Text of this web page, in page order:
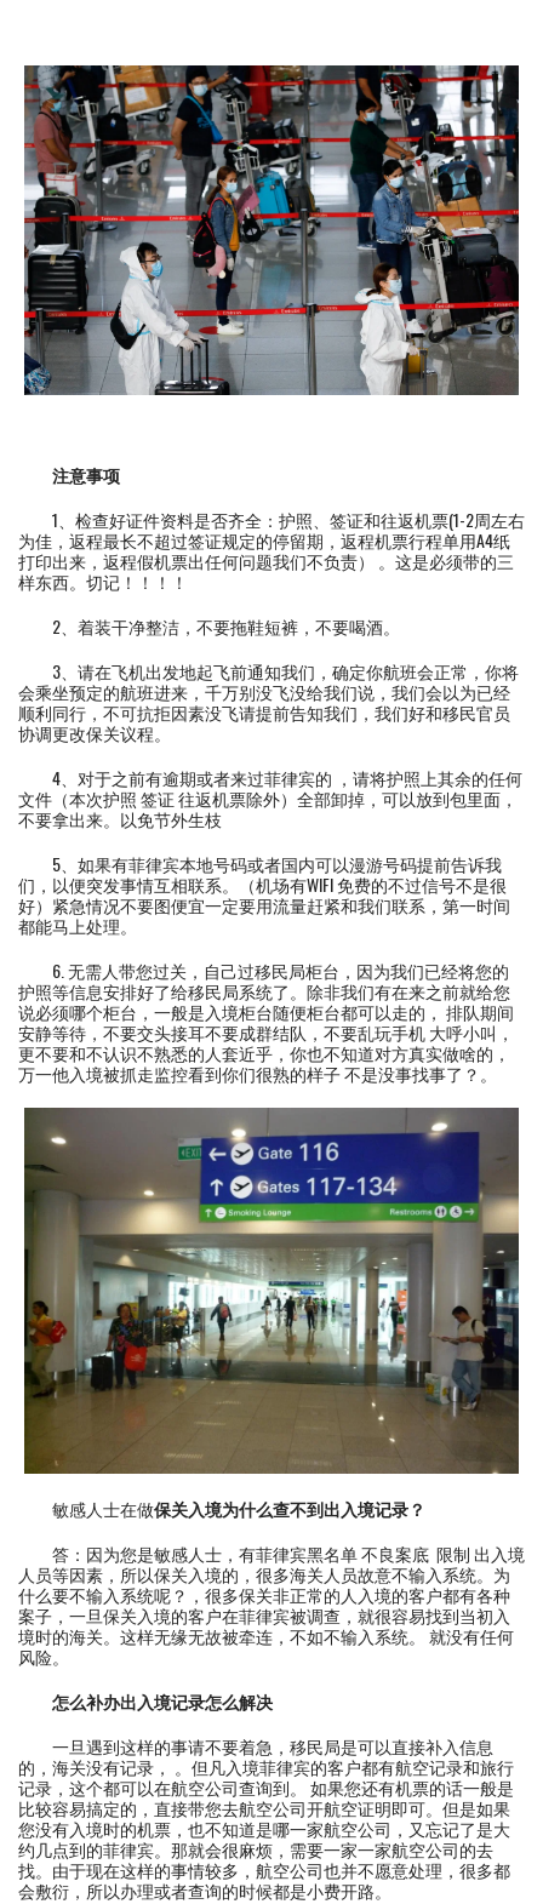
注意事项
1、检查好证件资料是否齐全：护照、签证和往返机票(1-2周左右
为佳，返程最长不超过签证规定的停留期，返程机票行程单用A4纸
打印出来，返程假机票出任何问题我们不负责） 。这是必须带的三
样东西。切记！！！！
2、着装干净整洁，不要拖鞋短裤，不要喝酒。
3、请在飞机出发地起飞前通知我们，确定你航班会正常，你将
会乘坐预定的航班进来，千万别没飞没给我们说，我们会以为已经
顺利同行，不可抗拒因素没飞请提前告知我们，我们好和移民官员
协调更改保关议程。
4、对于之前有逾期或者来过菲律宾的 ，请将护照上其余的任何
文件（本次护照 签证 往返机票除外）全部卸掉，可以放到包里面，
不要拿出来。以免节外生枝
5、如果有菲律宾本地号码或者国内可以漫游号码提前告诉我
们，以便突发事情互相联系。（机场有WIFI 免费的不过信号不是很
好）紧急情况不要图便宜一定要用流量赶紧和我们联系，第一时间
都能马上处理。
6. 无需人带您过关，自己过移民局柜台，因为我们已经将您的
护照等信息安排好了给移民局系统了。除非我们有在来之前就给您
说必须哪个柜台，一般是入境柜台随便柜台都可以走的， 排队期间
安静等待，不要交头接耳不要成群结队，不要乱玩手机 大呼小叫，
更不要和不认识不熟悉的人套近乎，你也不知道对方真实做啥的，
万一他入境被抓走监控看到你们很熟的样子 不是没事找事了？。
敏感人士在做保关入境为什么查不到出入境记录？
答：因为您是敏感人士，有菲律宾黑名单 不良案底 限制 出入境
人员等因素，所以保关入境的，很多海关人员故意不输入系统。为
什么要不输入系统呢？，很多保关非正常的人入境的客户都有各种
案子，一旦保关入境的客户在菲律宾被调查，就很容易找到当初入
境时的海关。这样无缘无故被牵连，不如不输入系统。 就没有任何
风险。
怎么补办出入境记录怎么解决
一旦遇到这样的事请不要着急，移民局是可以直接补入信息
的，海关没有记录， 。但凡入境菲律宾的客户都有航空记录和旅行
记录，这个都可以在航空公司查询到。 如果您还有机票的话一般是
比较容易搞定的，直接带您去航空公司开航空证明即可。但是如果
您没有入境时的机票，也不知道是哪一家航空公司，又忘记了是大
约几点到的菲律宾。那就会很麻烦，需要一家一家航空公司的去
找。由于现在这样的事情较多，航空公司也并不愿意处理，很多都
会敷衍，所以办理或者查询的时候都是小费开路。